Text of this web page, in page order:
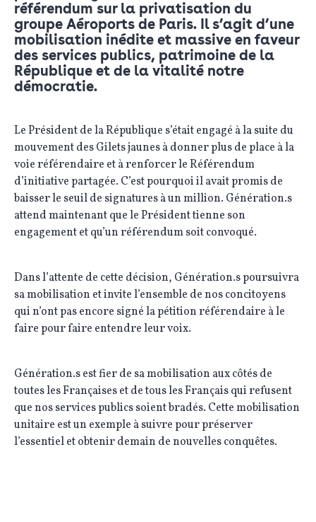
référendum sur la privatisation du
groupe Aéroports de Paris. Il s’agit d’une
mobilisation inédite et massive en faveur
des services publics, patrimoine de la
République et de la vitalité notre
démocratie.
Le Président de la République s’était engagé à la suite du
mouvement des Gilets jaunes à donner plus de place à la
voie référendaire et à renforcer le Référendum
d’initiative partagée. C’est pourquoi il avait promis de
baisser le seuil de signatures à un million. Génération.s
attend maintenant que le Président tienne son
engagement et qu’un référendum soit convoqué.
Dans l’attente de cette décision, Génération.s poursuivra
sa mobilisation et invite l’ensemble de nos concitoyens
qui n’ont pas encore signé la pétition référendaire à le
faire pour faire entendre leur voix.
Génération.s est fier de sa mobilisation aux côtés de
toutes les Françaises et de tous les Français qui refusent
que nos services publics soient bradés. Cette mobilisation
unitaire est un exemple à suivre pour préserver
l’essentiel et obtenir demain de nouvelles conquêtes.